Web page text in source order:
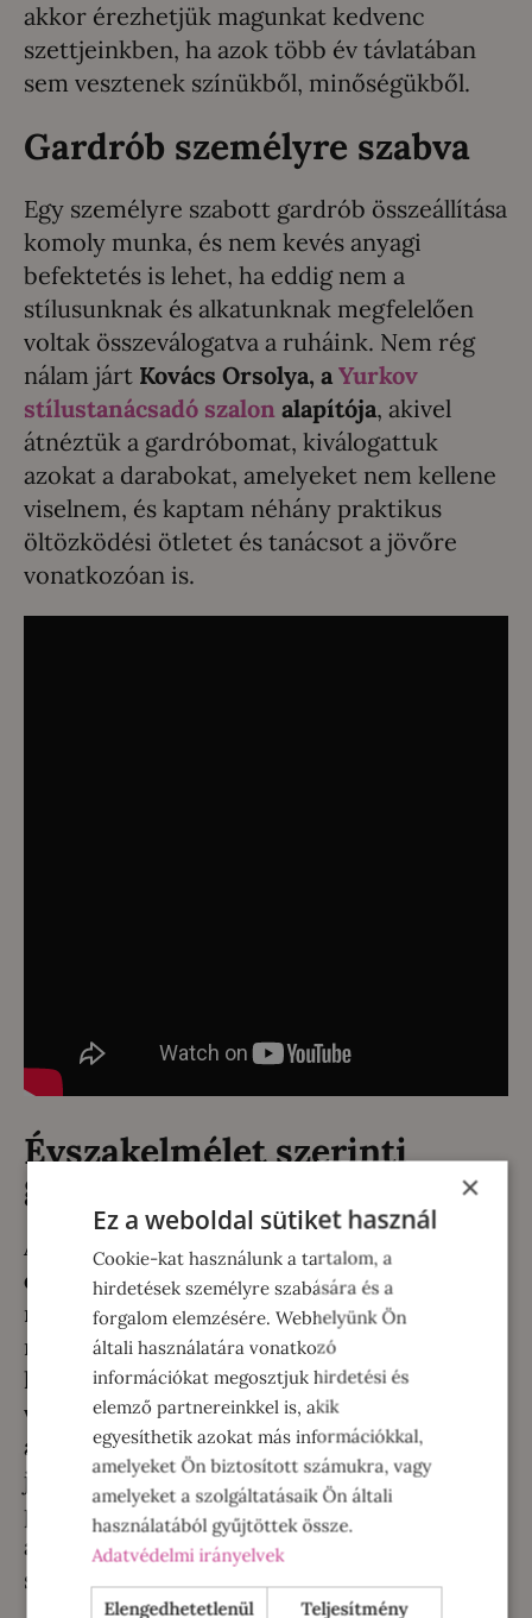
akkor érezhetjük magunkat kedvenc
szettjeinkben, ha azok több év távlatában
sem vesztenek színükből, minőségükből.
Gardrób személyre szabva
Egy személyre szabott gardrób összeállítása
komoly munka, és nem kevés anyagi
befektetés is lehet, ha eddig nem a
stílusunknak és alkatunknak megfelelően
voltak összeválogatva a ruháink. Nem rég
nálam járt Kovács Orsolya, a Yurkov
stílustanácsadó szalon alapítója, akivel
átnéztük a gardróbomat, kiválogattuk
azokat a darabokat, amelyeket nem kellene
viselnem, és kaptam néhány praktikus
öltözködési ötletet és tanácsot a jövőre
vonatkozóan is.
Évszakelmélet szerinti
gardrób
Az évszakelmélet szerint mindannyian
egy-egy évszak-típust képviselünk
más alapszínekkel tudjuk kihozni
magunkból a maximumot. Ahhoz azonban,
hogy a ruháink hosszú időn át kiemeljék a
vonásainkat, nem szabad, hogy veszítsenek
a színükből. A lágy vízzel való mosás ehhez
járulhat hozzá, így megelőzhető, hogy
például egy tél típusú, kontrasztos
árnyalatokból építkező ruhatár nyár típusú
színekké fakuljon.
×
Ez a weboldal sütiket használ
Cookie-kat használunk a tartalom, a
hirdetések személyre szabására és a
forgalom elemzésére. Webhelyünk Ön
általi használatára vonatkozó
információkat megosztjuk hirdetési és
elemző partnereinkkel is, akik
egyesíthetik azokat más információkkal,
amelyeket Ön biztosított számukra, vagy
amelyeket a szolgáltatásaik Ön általi
használatából gyűjtöttek össze.
Adatvédelmi irányelvek
Elengedhetetlenül
Teljesítmény